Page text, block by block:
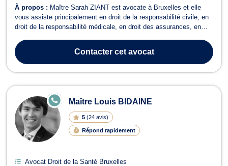
À propos : Maître Sarah ZIANT est avocate à Bruxelles et elle
vous assiste principalement en droit de la responsabilité civile, en
droit de la responsabilité médicale, en droit des assurances, en
voisinage. Maitre Sarah ZIANT est également compétente en droit
de la cir...
Contactercet avocat
Maître Louis BIDAINE
5 (24 avis)
Répond rapidement
E
N
G
E
Avocat Droit de la Santé Bruxelles